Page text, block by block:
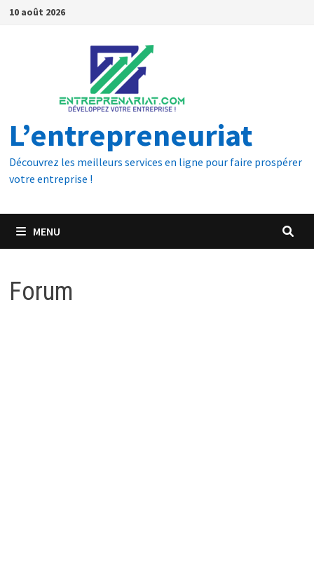
10 août 2026
L’entrepreneuriat
Découvrez les meilleurs services en ligne pour faire prospérer
votre entreprise !
MENU
Forum